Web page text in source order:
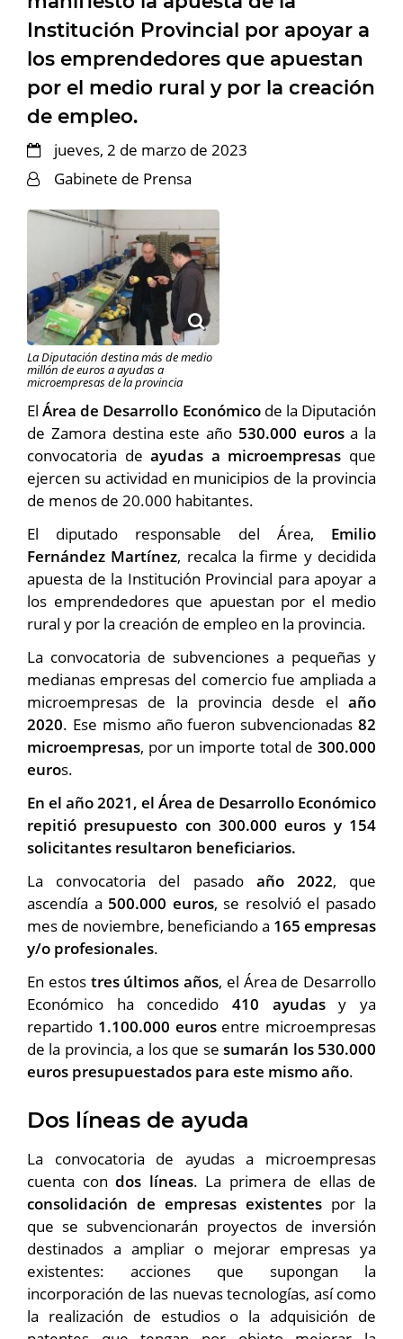
Institución Provincial por apoyar a
los emprendedores que apuestan
por el medio rural y por la creación
de empleo.
jueves, 2 de marzo de 2023
Gabinete de Prensa
La Diputación destina más de medio
millón de euros a ayudas a
microempresas de la provincia
ElÁrea de Desarrollo Económicode la Diputación
de Zamora destina este año 530.000 eurosa la
convocatoria deayudas a microempresas que
ejercen su actividad en municipios de la provincia
de menos de 20.000 habitantes.
El diputado responsable del Área, Emilio
Fernández Martínez, recalca la firme y decidida
apuesta de la Institución Provincial para apoyar a
los emprendedores que apuestan por el medio
rural y por la creación de empleo en la provincia.
La convocatoria de subvenciones a pequeñas y
medianas empresas del comercio fue ampliada a
microempresas de la provincia desde el año
2020. Ese mismo año fueron subvencionadas 82
microempresas, por un importe total de 300.000
euros.
En el año 2021, el Área de Desarrollo Económico
repitió presupuesto con 300.000 euros y 154
solicitantes resultaron beneficiarios.
La convocatoria del pasadoaño 2022, que
ascendía a 500.000 euros, se resolvió el pasado
mes de noviembre, beneficiando a 165 empresas
y/o profesionales.
En estos tres últimos años, el Área de Desarrollo
Económico ha concedido 410 ayudasy ya
repartido 1.100.000 eurosentre microempresas
de la provincia, a los que sesumarán los 530.000
euros presupuestados para este mismo año.
Dos líneas de ayuda
La convocatoria de ayudas a microempresas
cuenta con dos líneas. La primera de ellas de
consolidación de empresas existentes por la
que se subvencionarán proyectos de inversión
destinados a ampliar o mejorar empresas ya
existentes: acciones que supongan la
incorporación de las nuevas tecnologías, así como
la realización de estudios o la adquisición de